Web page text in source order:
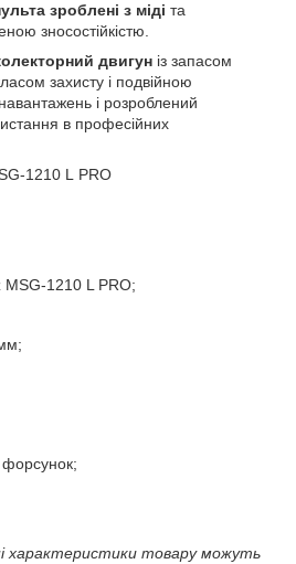
зроблені з міді та
зносостійкістю.
двигун із запасом
захисту і подвійною
і розроблений
в професійних
1210 L PRO;
характеристики товару можуть